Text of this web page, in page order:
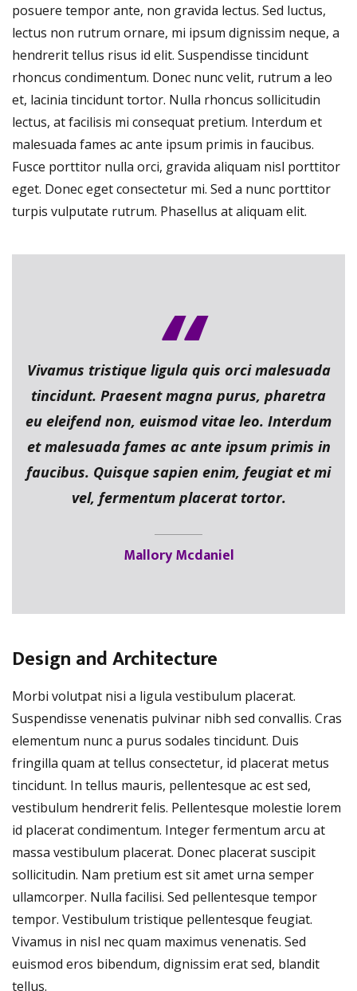
posuere tempor ante, non gravida lectus. Sed luctus,
lectus non rutrum ornare, mi ipsum dignissim neque, a
hendrerit tellus risus id elit. Suspendisse tincidunt
rhoncus condimentum. Donec nunc velit, rutrum a leo
et, lacinia tincidunt tortor. Nulla rhoncus sollicitudin
lectus, at facilisis mi consequat pretium. Interdum et
malesuada fames ac ante ipsum primis in faucibus.
Fusce porttitor nulla orci, gravida aliquam nisl porttitor
eget. Donec eget consectetur mi. Sed a nunc porttitor
turpis vulputate rutrum. Phasellus at aliquam elit.
Vivamus tristique ligula quis orci malesuada
tincidunt. Praesent magna purus, pharetra
eu eleifend non, euismod vitae leo. Interdum
et malesuada fames ac ante ipsum primis in
faucibus. Quisque sapien enim, feugiat et mi
vel, fermentum placerat tortor.
Mallory Mcdaniel
Design and Architecture
Morbi volutpat nisi a ligula vestibulum placerat.
Suspendisse venenatis pulvinar nibh sed convallis. Cras
elementum nunc a purus sodales tincidunt. Duis
fringilla quam at tellus consectetur, id placerat metus
tincidunt. In tellus mauris, pellentesque ac est sed,
vestibulum hendrerit felis. Pellentesque molestie lorem
id placerat condimentum. Integer fermentum arcu at
massa vestibulum placerat. Donec placerat suscipit
sollicitudin. Nam pretium est sit amet urna semper
ullamcorper. Nulla facilisi. Sed pellentesque tempor
tempor. Vestibulum tristique pellentesque feugiat.
Vivamus in nisl nec quam maximus venenatis. Sed
euismod eros bibendum, dignissim erat sed, blandit
tellus.